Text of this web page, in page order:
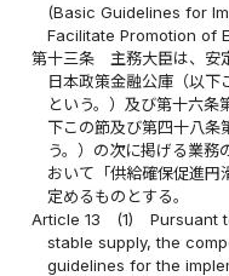
(Basic Guidelines for
Facilitate Promotion of
第十三条
主務大臣は、安
日本政策金融公庫（以下
という。）及び第十六条
下この節及び第四十八条
う。）の次に掲げる業務
おいて「供給確保促進円
定めるものとする。
Article 13
(1)
Pursuant
stable supply, the
guidelines for the